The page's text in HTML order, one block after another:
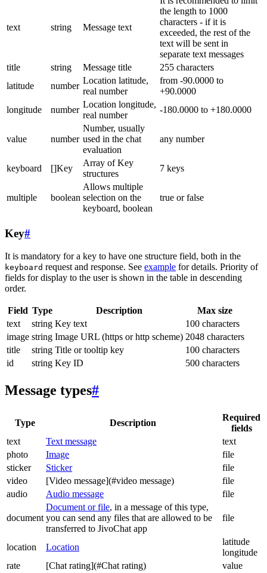
text string Message text
the length to 1000
characters - if it is
exceeded, the rest of the
text will be sent in
separate text messages
title
string Message title
255 characters
latitude
number
Location latitude,
real number
from -90.0000 to
+90.0000
longitude
number
Location longitude,
real number
-180.0000 to +180.0000
value number
Number, usually
used in the chat
evaluation
any number
keyboard []Key
Array of Key
structures
7 keys
multiple boolean
Allows multiple
selection on the
keyboard, boolean
true or false
Key#
It is mandatory for a key to have one structure field, both in the
keyboard request and response. See example for details. Priority of
fields for display to the user is shown in the table in descending
order.
Field Type Description
Max size
text
string Key text
100 characters
image string Image URL (https or http scheme) 2048 characters
title
string Title or tooltip key
100 characters
id
string Key ID 500 characters
Message types#
Type Description
Required
fields
text
Text message
text
photo
Image
file
sticker
Sticker
file
video
[Video message](#video message)
file
audio
Audio message file
document
Document or file, in a message of this type,
you can send any files that are allowed to be
transferred to JivoChat app
file
location Location
latitude
longitude
rate
[Chat rating](#Chat rating)
value